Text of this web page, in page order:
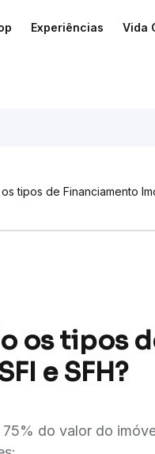
Experiências Vida
tipos de Financiamento
os tipos
e SFH?
75% do valor do